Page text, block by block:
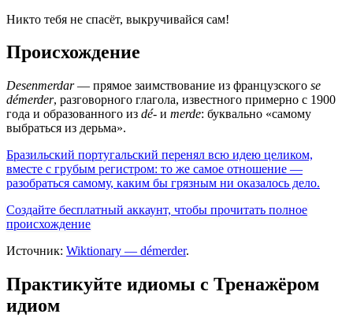
Никто тебя не спасёт, выкручивайся сам!
Происхождение
Desenmerdar— прямое заимствование из французского se
démerder, разговорного глагола, известного примерно с 1900
года и образованного из dé- и merde: буквально «самому
выбраться из дерьма».
Бразильский португальский перенял всю идею целиком,
вместе с грубым регистром: то же самое отношение —
разобраться самому, каким бы грязным ни оказалось дело.
Создайте бесплатный аккаунт, чтобы прочитать полное
происхождение
Источник: Wiktionary — démerder.
Практикуйте идиомы с Тренажёром
идиом